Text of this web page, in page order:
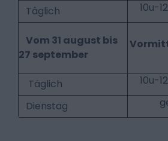
Täglich 10u-
Vom 31 august bis
27 september
Täglich 10u-
Dienstag